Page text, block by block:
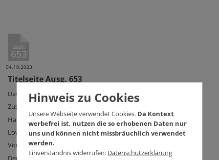
Ausg.
653
04.10.2023
Titelseite Ausg. 653
Das gute Gewissen
Zusammen an der roten Linie
Hass in Hesselbronn
Love hurts
Von Null auf Gemüsegarten
Der größte Riasl der Welt
Hinweis zu Cookies
Unsere Webseite verwendet Cookies. Da Kontext
werbefrei ist, nutzen die so erhobenen Daten nur
uns und können nicht missbräuchlich verwendet
werden.
Einverständnis widerrufen: Datenschutzerklärung